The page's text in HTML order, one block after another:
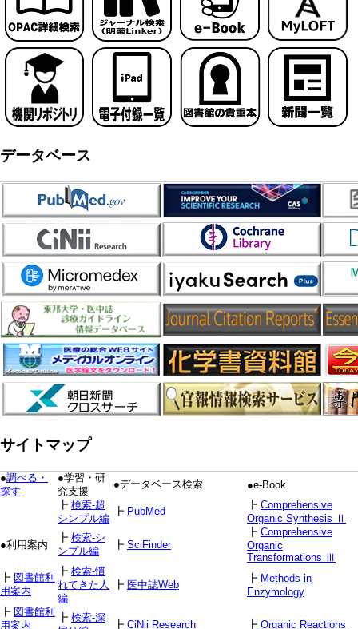
データベース
サイトマップ
●調べる・
探す
●学習・研
究支援
●データベース検索
●e-Book
┣ 検索-超
シンプル編
┣ PubMed
┣ Comprehensive
Organic Synthesis Ⅱ
●利用案内
┣ 検索-シ
ンプル編
┣ SciFinder
┣ Comprehensive
Organic
Transformations Ⅲ
┣ 図書館利
用案内
┣ 検索-慣
れてきた人
編
┣ 医中誌Web
┣ Methods in
Enzymology
┣ 図書館利
用案内
┣ 検索-深
┣ CiNii Research ┣ Organic Reactions